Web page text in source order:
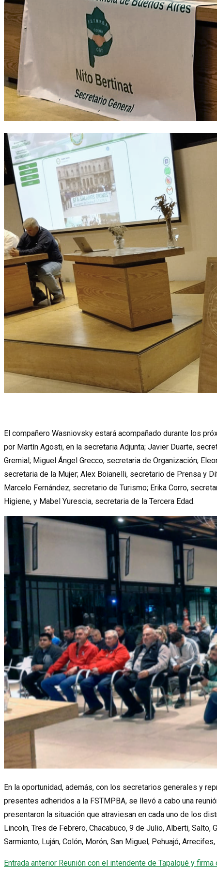
El compañero Wasniovsky estará acompañado durante los
por Martín Agosti, en la secretaria Adjunta; Javier Duarte,
Gremial; Miguel Ángel Grecco, secretaria de Organización;
secretaria de la Mujer; Alex Boianelli, secretario de Prensa y
Marcelo Fernández, secretario de Turismo; Erika Corro,
Higiene, y Mabel Yurescia, secretaria de la Tercera Edad.
En la oportunidad, además, con los secretarios generales y
presentes adheridos a la FSTMPBA, se llevó a cabo una
presentaron la situación que atraviesan en cada uno de los
Lincoln, Tres de Febrero, Chacabuco, 9 de Julio, Alberti, Salto,
Sarmiento, Luján, Colón, Morón, San Miguel, Pehuajó, Arrecifes,
Entrada anterior Reunión con el intendente de Tapalqué y